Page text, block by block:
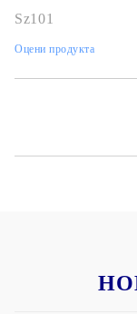
Sz101
Оцени продукта